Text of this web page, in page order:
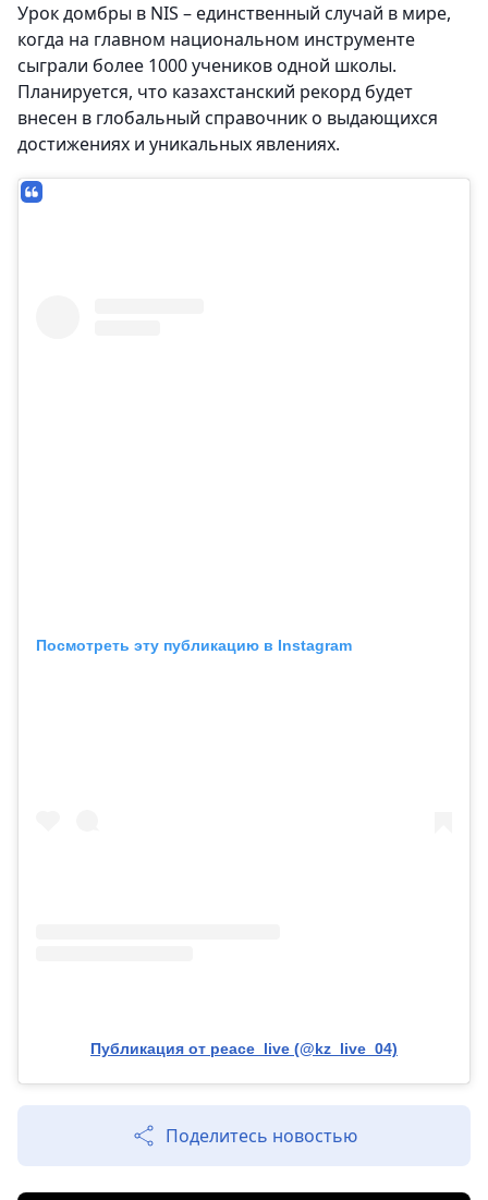
Урок домбры в NIS – единственный случай в мире,
когда на главном национальном инструменте
сыграли более 1000 учеников одной школы.
Планируется, что казахстанский рекорд будет
внесен в глобальный справочник о выдающихся
достижениях и уникальных явлениях.
Посмотреть эту публикацию в Instagram
Публикация от peace_live (@kz_live_04)
Поделитесь новостью